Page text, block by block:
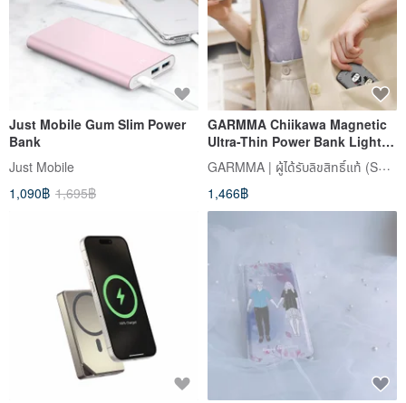
Just Mobile Gum Slim Power
Bank
Just Mobile
1,090฿ 1,695฿
GARMMA Chiikawa Magnetic
Ultra-Thin Power Bank Light,
Thin, and Small 18Wh
GARMMA | ผู้ได้รับลิขสิทธิ์แท้ (Sanrio, Chiikawa, Mofusand, Crayon Shin-chan)
1,466฿